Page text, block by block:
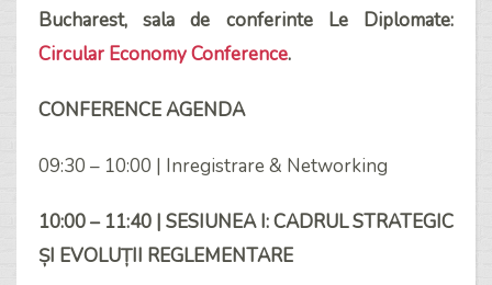
Bucharest, sala de conferinte Le Diplomate:
Circular Economy Conference.
CONFERENCE AGENDA
09:30 – 10:00 | Inregistrare & Networking
10:00 – 11:40 | SESIUNEA I: CADRUL STRATEGIC
ȘI EVOLUȚII REGLEMENTARE